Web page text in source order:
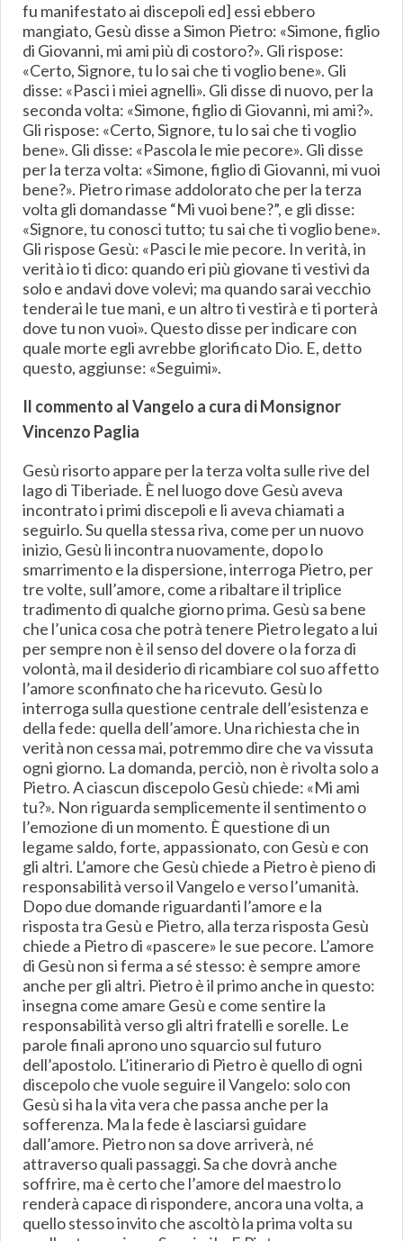
fu manifestato ai discepoli ed] essi ebbero
mangiato, Gesù disse a Simon Pietro: «Simone, figlio
di Giovanni, mi ami più di costoro?». Gli rispose:
«Certo, Signore, tu lo sai che ti voglio bene». Gli
disse: «Pasci i miei agnelli». Gli disse di nuovo, per la
seconda volta: «Simone, figlio di Giovanni, mi ami?».
Gli rispose: «Certo, Signore, tu lo sai che ti voglio
bene». Gli disse: «Pascola le mie pecore». Gli disse
per la terza volta: «Simone, figlio di Giovanni, mi vuoi
bene?». Pietro rimase addolorato che per la terza
volta gli domandasse “Mi vuoi bene?”, e gli disse:
«Signore, tu conosci tutto; tu sai che ti voglio bene».
Gli rispose Gesù: «Pasci le mie pecore. In verità, in
verità io ti dico: quando eri più giovane ti vestivi da
solo e andavi dove volevi; ma quando sarai vecchio
tenderai le tue mani, e un altro ti vestirà e ti porterà
dove tu non vuoi». Questo disse per indicare con
quale morte egli avrebbe glorificato Dio. E, detto
questo, aggiunse: «Seguimi».
Il commento al Vangelo a cura di Monsignor
Vincenzo Paglia
Gesù risorto appare per la terza volta sulle rive del
lago di Tiberiade. È nel luogo dove Gesù aveva
incontrato i primi discepoli e li aveva chiamati a
seguirlo. Su quella stessa riva, come per un nuovo
inizio, Gesù li incontra nuovamente, dopo lo
smarrimento e la dispersione, interroga Pietro, per
tre volte, sull’amore, come a ribaltare il triplice
tradimento di qualche giorno prima. Gesù sa bene
che l’unica cosa che potrà tenere Pietro legato a lui
per sempre non è il senso del dovere o la forza di
volontà, ma il desiderio di ricambiare col suo affetto
l’amore sconfinato che ha ricevuto. Gesù lo
interroga sulla questione centrale dell’esistenza e
della fede: quella dell’amore. Una richiesta che in
verità non cessa mai, potremmo dire che va vissuta
ogni giorno. La domanda, perciò, non è rivolta solo a
Pietro. A ciascun discepolo Gesù chiede: «Mi ami
tu?». Non riguarda semplicemente il sentimento o
l’emozione di un momento. È questione di un
legame saldo, forte, appassionato, con Gesù e con
gli altri. L’amore che Gesù chiede a Pietro è pieno di
responsabilità verso il Vangelo e verso l’umanità.
Dopo due domande riguardanti l’amore e la
risposta tra Gesù e Pietro, alla terza risposta Gesù
chiede a Pietro di «pascere» le sue pecore. L’amore
di Gesù non si ferma a sé stesso: è sempre amore
anche per gli altri. Pietro è il primo anche in questo:
insegna come amare Gesù e come sentire la
responsabilità verso gli altri fratelli e sorelle. Le
parole finali aprono uno squarcio sul futuro
dell’apostolo. L’itinerario di Pietro è quello di ogni
discepolo che vuole seguire il Vangelo: solo con
Gesù si ha la vita vera che passa anche per la
sofferenza. Ma la fede è lasciarsi guidare
dall’amore. Pietro non sa dove arriverà, né
attraverso quali passaggi. Sa che dovrà anche
soffrire, ma è certo che l’amore del maestro lo
renderà capace di rispondere, ancora una volta, a
quello stesso invito che ascoltò la prima volta su